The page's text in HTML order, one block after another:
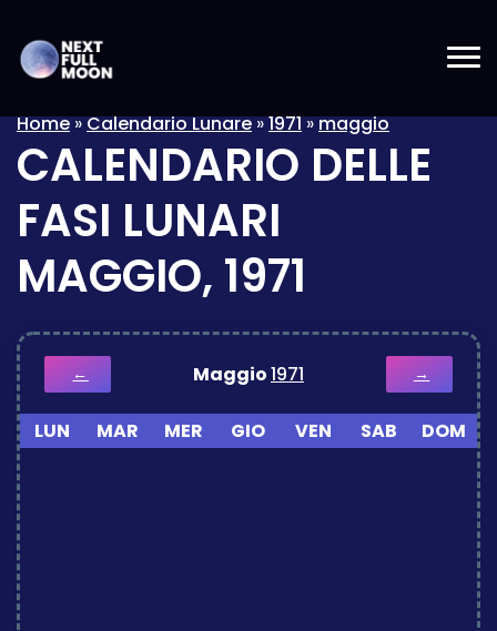
Home»Calendario Lunare»1971»maggio
CALENDARIO DELLE
FASI LUNARI
MAGGIO, 1971
← Maggio1971 →
LUN MAR MER GIO VEN SAB DOM